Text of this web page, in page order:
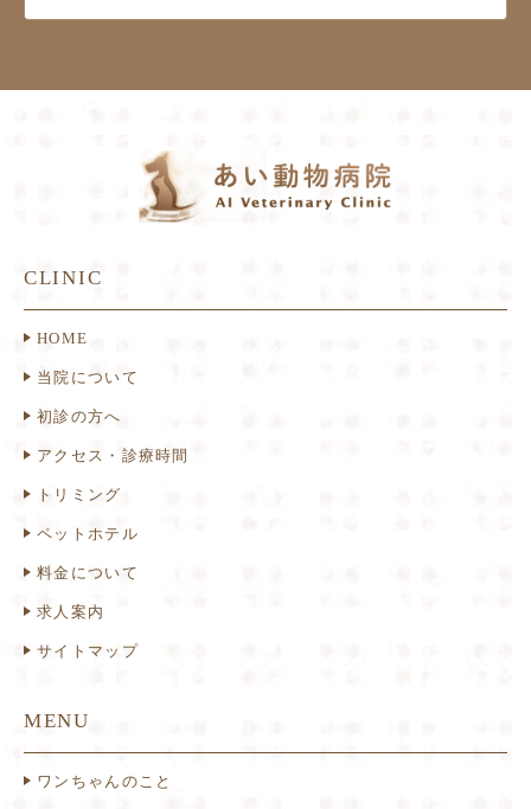
CLINIC
HOME
当院について
初診の方へ
アクセス・診療時間
トリミング
ペットホテル
料金について
求人案内
サイトマップ
MENU
ワンちゃんのこと